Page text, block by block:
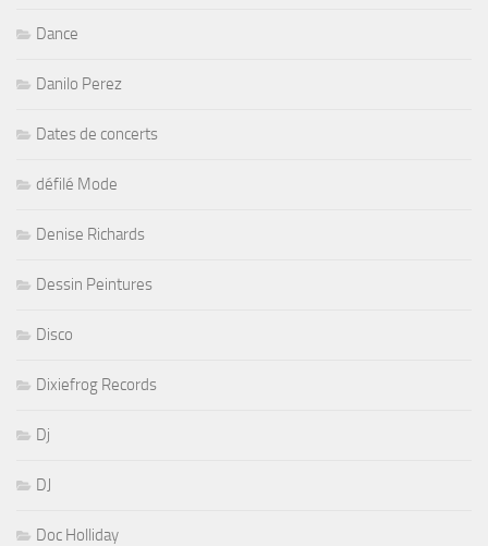
Dance
Danilo Perez
Dates de concerts
défilé Mode
Denise Richards
Dessin Peintures
Disco
Dixiefrog Records
Dj
DJ
Doc Holliday